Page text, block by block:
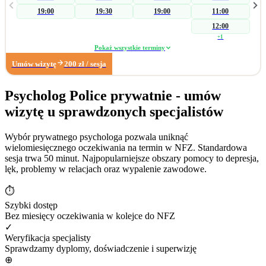
skierowania na badania laboratoryjne w celu wykluczenia somatycznych
przyczyn zaburzenia, a następnie koncentruję się na czynnikach
psychogennych. W zakresie wsparcia seksuologicznego pomagam parom i
osobom indywidualnym podczas konfliktów wpływających na ich seksualność.
Pracuję również z: • zaburzeniami libido (hiperlibidemia, hipolibidemia), •
od pornografii oraz masturbacji, • wpływem substancji psychoaktywnych na
seksualność. Poza obszarem seksuologicznym wspieram osoby z trudnościami
w radzeniu sobie z: • zarządzaniem trudnymi emocjami, • relacjami
społecznymi, • sytuacjami kryzysowymi i stresem adaptacyjnym, • obniżonym
nastrojem i lękiem. Dzięki wieloletniemu doświadczeniu w biznesie zapraszam
również na konsultacje dotyczące: • wypalenia zawodowego, • kryzysu
związanego z długotrwałym poszukiwaniem pracy, • stresu związanego ze
zmianą zawodową. Moje największe sukcesy zawodowe: • terapia
krótkoterminowa, której efektem było dokonanie coming outu w rodzinie, •
diagnoza wytrysku wstecznego, • diagnoza pochwicy.
19:00
19:30
19:00
11:00
12:00
+1
Pokaż wszystkie terminy
Umów wizytę 200 zł / sesja
Psycholog Police prywatnie - umów
wizytę u sprawdzonych specjalistów
Wybór prywatnego psychologa pozwala uniknąć
wielomiesięcznego oczekiwania na termin w NFZ. Standardowa
sesja trwa 50 minut. Najpopularniejsze obszary pomocy to depresja,
lęk, problemy w relacjach oraz wypalenie zawodowe.
⏱
Szybki dostęp
Bez miesięcy oczekiwania w kolejce do NFZ
✓
Weryfikacja specjalisty
Sprawdzamy dyplomy, doświadczenie i superwizję
⊕